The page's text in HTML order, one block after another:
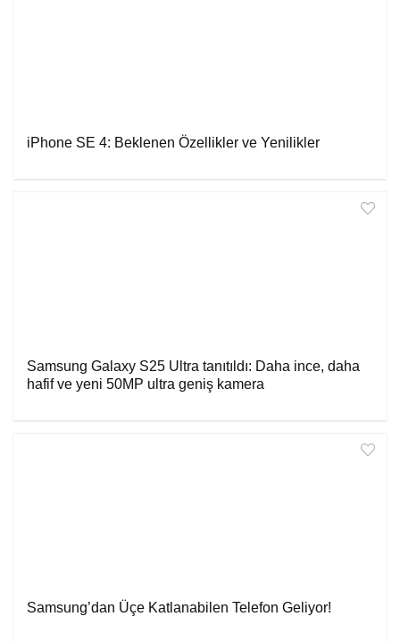
iPhone SE 4: Beklenen Özellikler ve Yenilikler
Samsung Galaxy S25 Ultra tanıtıldı: Daha ince, daha
hafif ve yeni 50MP ultra geniş kamera
Samsung’dan Üçe Katlanabilen Telefon Geliyor!